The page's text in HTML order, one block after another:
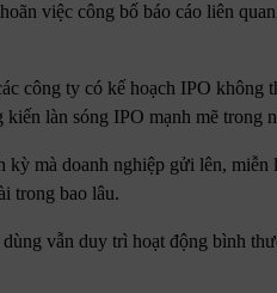
việc công bố báo cáo liên
công ty có kế hoạch IPO
làn sóng IPO mạnh mẽ trong
mà doanh nghiệp gửi lên, miễn
trong bao lâu.
vẫn duy trì hoạt động bình